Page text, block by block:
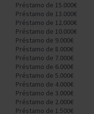
Préstamo de 15.000€
Préstamo de 13.000€
Préstamo de 12.000€
Préstamo de 10.000€
Préstamo de 9.000€
Préstamo de 8.000€
Préstamo de 7.000€
Préstamo de 6.000€
Préstamo de 5.000€
Préstamo de 4.000€
Préstamo de 3.000€
Préstamo de 2.000€
Préstamo de 1.500€